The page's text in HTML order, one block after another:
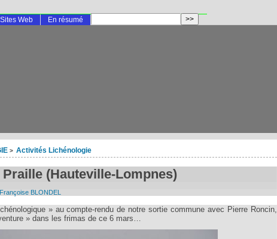
> Activités Lichénologie
(Hauteville-Lompnes)
Françoise BLONDEL
» au compte-rendu de notre sortie commune avec Pierre Roncin,
» dans les frimas de ce 6 mars…
Sites Web En résumé